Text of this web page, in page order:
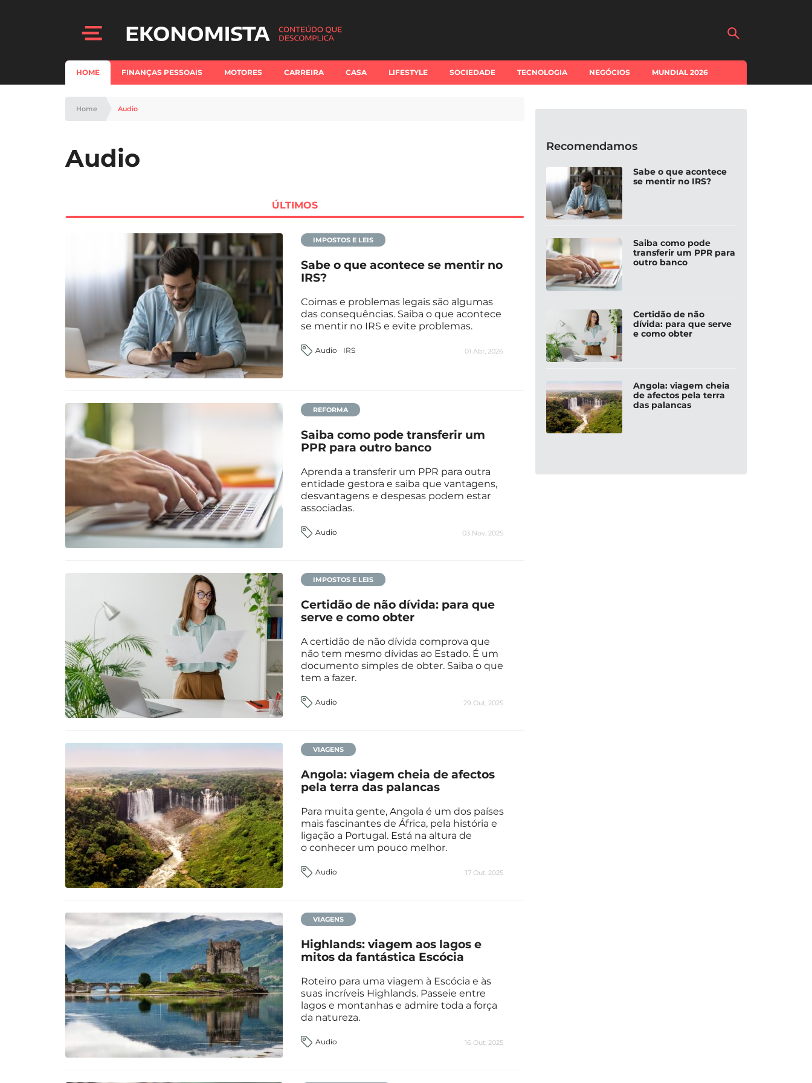
HOME FINANÇAS PESSOAIS MOTORES CARREIRA CASA LIFESTYLE SOCIEDADE TECNOLOGIA NEGÓCIOS MUNDIAL 2026
Home Audio
Audio
ÚLTIMOS
IMPOSTOS E LEIS
Sabe o que acontece se mentir no
IRS?
Coimas e problemas legais são algumas
das consequências. Saiba o que acontece
se mentir no IRS e evite problemas.
Audio IRS 01 Abr, 2026
REFORMA
Saiba como pode transferir um
PPR para outro banco
Aprenda a transferir um PPR para outra
entidade gestora e saiba que vantagens,
desvantagens e despesas podem estar
associadas.
Audio 03 Nov, 2025
IMPOSTOS E LEIS
Certidão de não dívida: para que
serve e como obter
A certidão de não dívida comprova que
não tem mesmo dívidas ao Estado. É um
documento simples de obter. Saiba o que
tem a fazer.
Audio 29 Out, 2025
VIAGENS
Angola: viagem cheia de afectos
pela terra das palancas
Para muita gente, Angola é um dos países
mais fascinantes de África, pela história e
ligação a Portugal. Está na altura de
o conhecer um pouco melhor.
Audio 17 Out, 2025
VIAGENS
Highlands: viagem aos lagos e
mitos da fantástica Escócia
Roteiro para uma viagem à Escócia e às
suas incríveis Highlands. Passeie entre
lagos e montanhas e admire toda a força
da natureza.
Audio 16 Out, 2025
Recomendamos
Sabe o que acontece
se mentir no IRS?
Saiba como pode
transferir um PPR para
outro banco
Certidão de não
dívida: para que serve
e como obter
Angola: viagem cheia
de afectos pela terra
das palancas